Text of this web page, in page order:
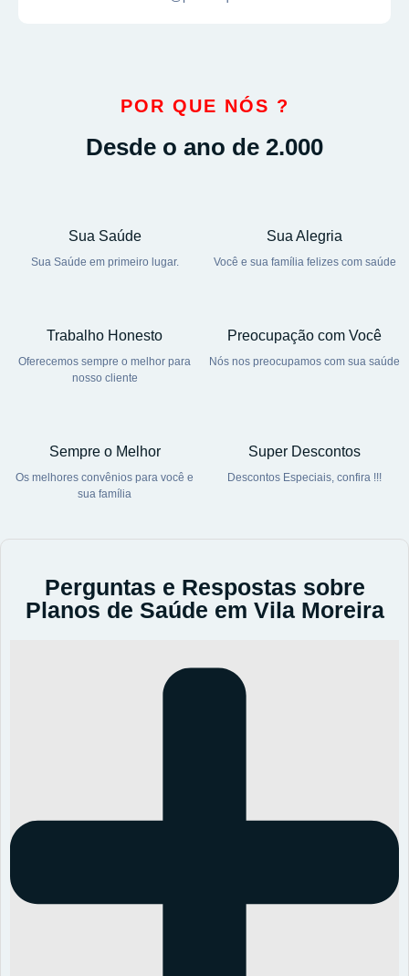
POR QUE NÓS ?
Desde o ano de 2.000
Sua Saúde
Sua Saúde em primeiro lugar.
Sua Alegria
Você e sua família felizes com saúde
Trabalho Honesto
Oferecemos sempre o melhor para
nosso cliente
Preocupação com Você
Nós nos preocupamos com sua saúde
Sempre o Melhor
Os melhores convênios para você e
sua família
Super Descontos
Descontos Especiais, confira !!!
Perguntas e Respostas sobre
Planos de Saúde em Vila Moreira